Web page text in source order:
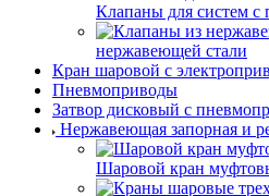
Клапаны для систем
нержавеющей стали
Кран шаровой с
Пневмоприводы
Затвор дисковый с
Нержавеющая запорная и
Шаровой кран